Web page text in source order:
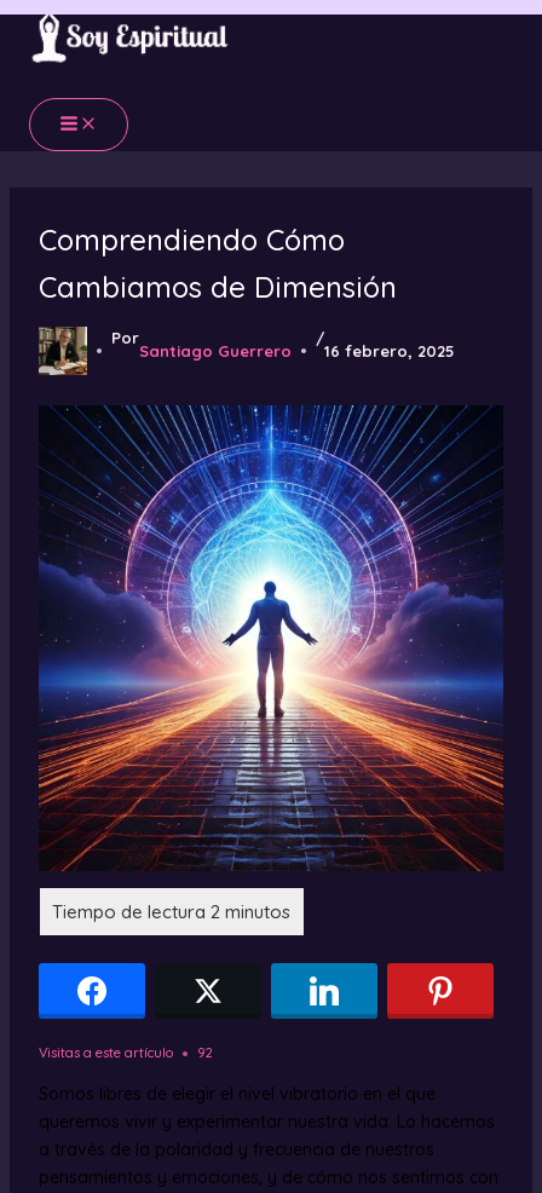
Ir
contenido
Comprendiendo Cómo
Cambiamos de Dimensión
Por
Santiago Guerrero
/
16 febrero, 2025
Visitas a este artículo 92
Somos libres de elegir el nivel vibratorio en el que
queremos vivir y experimentar nuestra vida. Lo hacemos
a través de la polaridad y frecuencia de nuestros
pensamientos y emociones, y de cómo nos sentimos con